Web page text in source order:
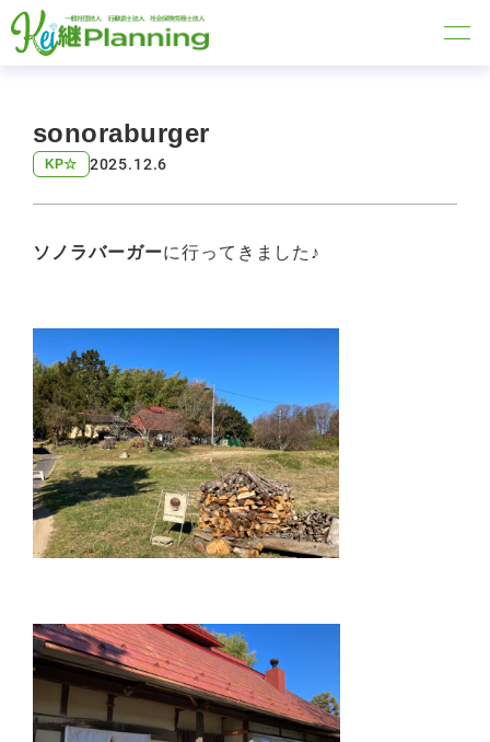
sonoraburger
KP☆ 2025.12.6
ソノラバーガーに行ってきました♪